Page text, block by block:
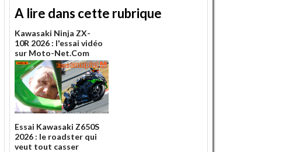
A lire dans cette rubrique
Kawasaki Ninja ZX-
10R 2026 : l'essai vidéo
sur Moto-Net.Com
Essai Kawasaki Z650S
2026 : le roadster qui
veut tout casser